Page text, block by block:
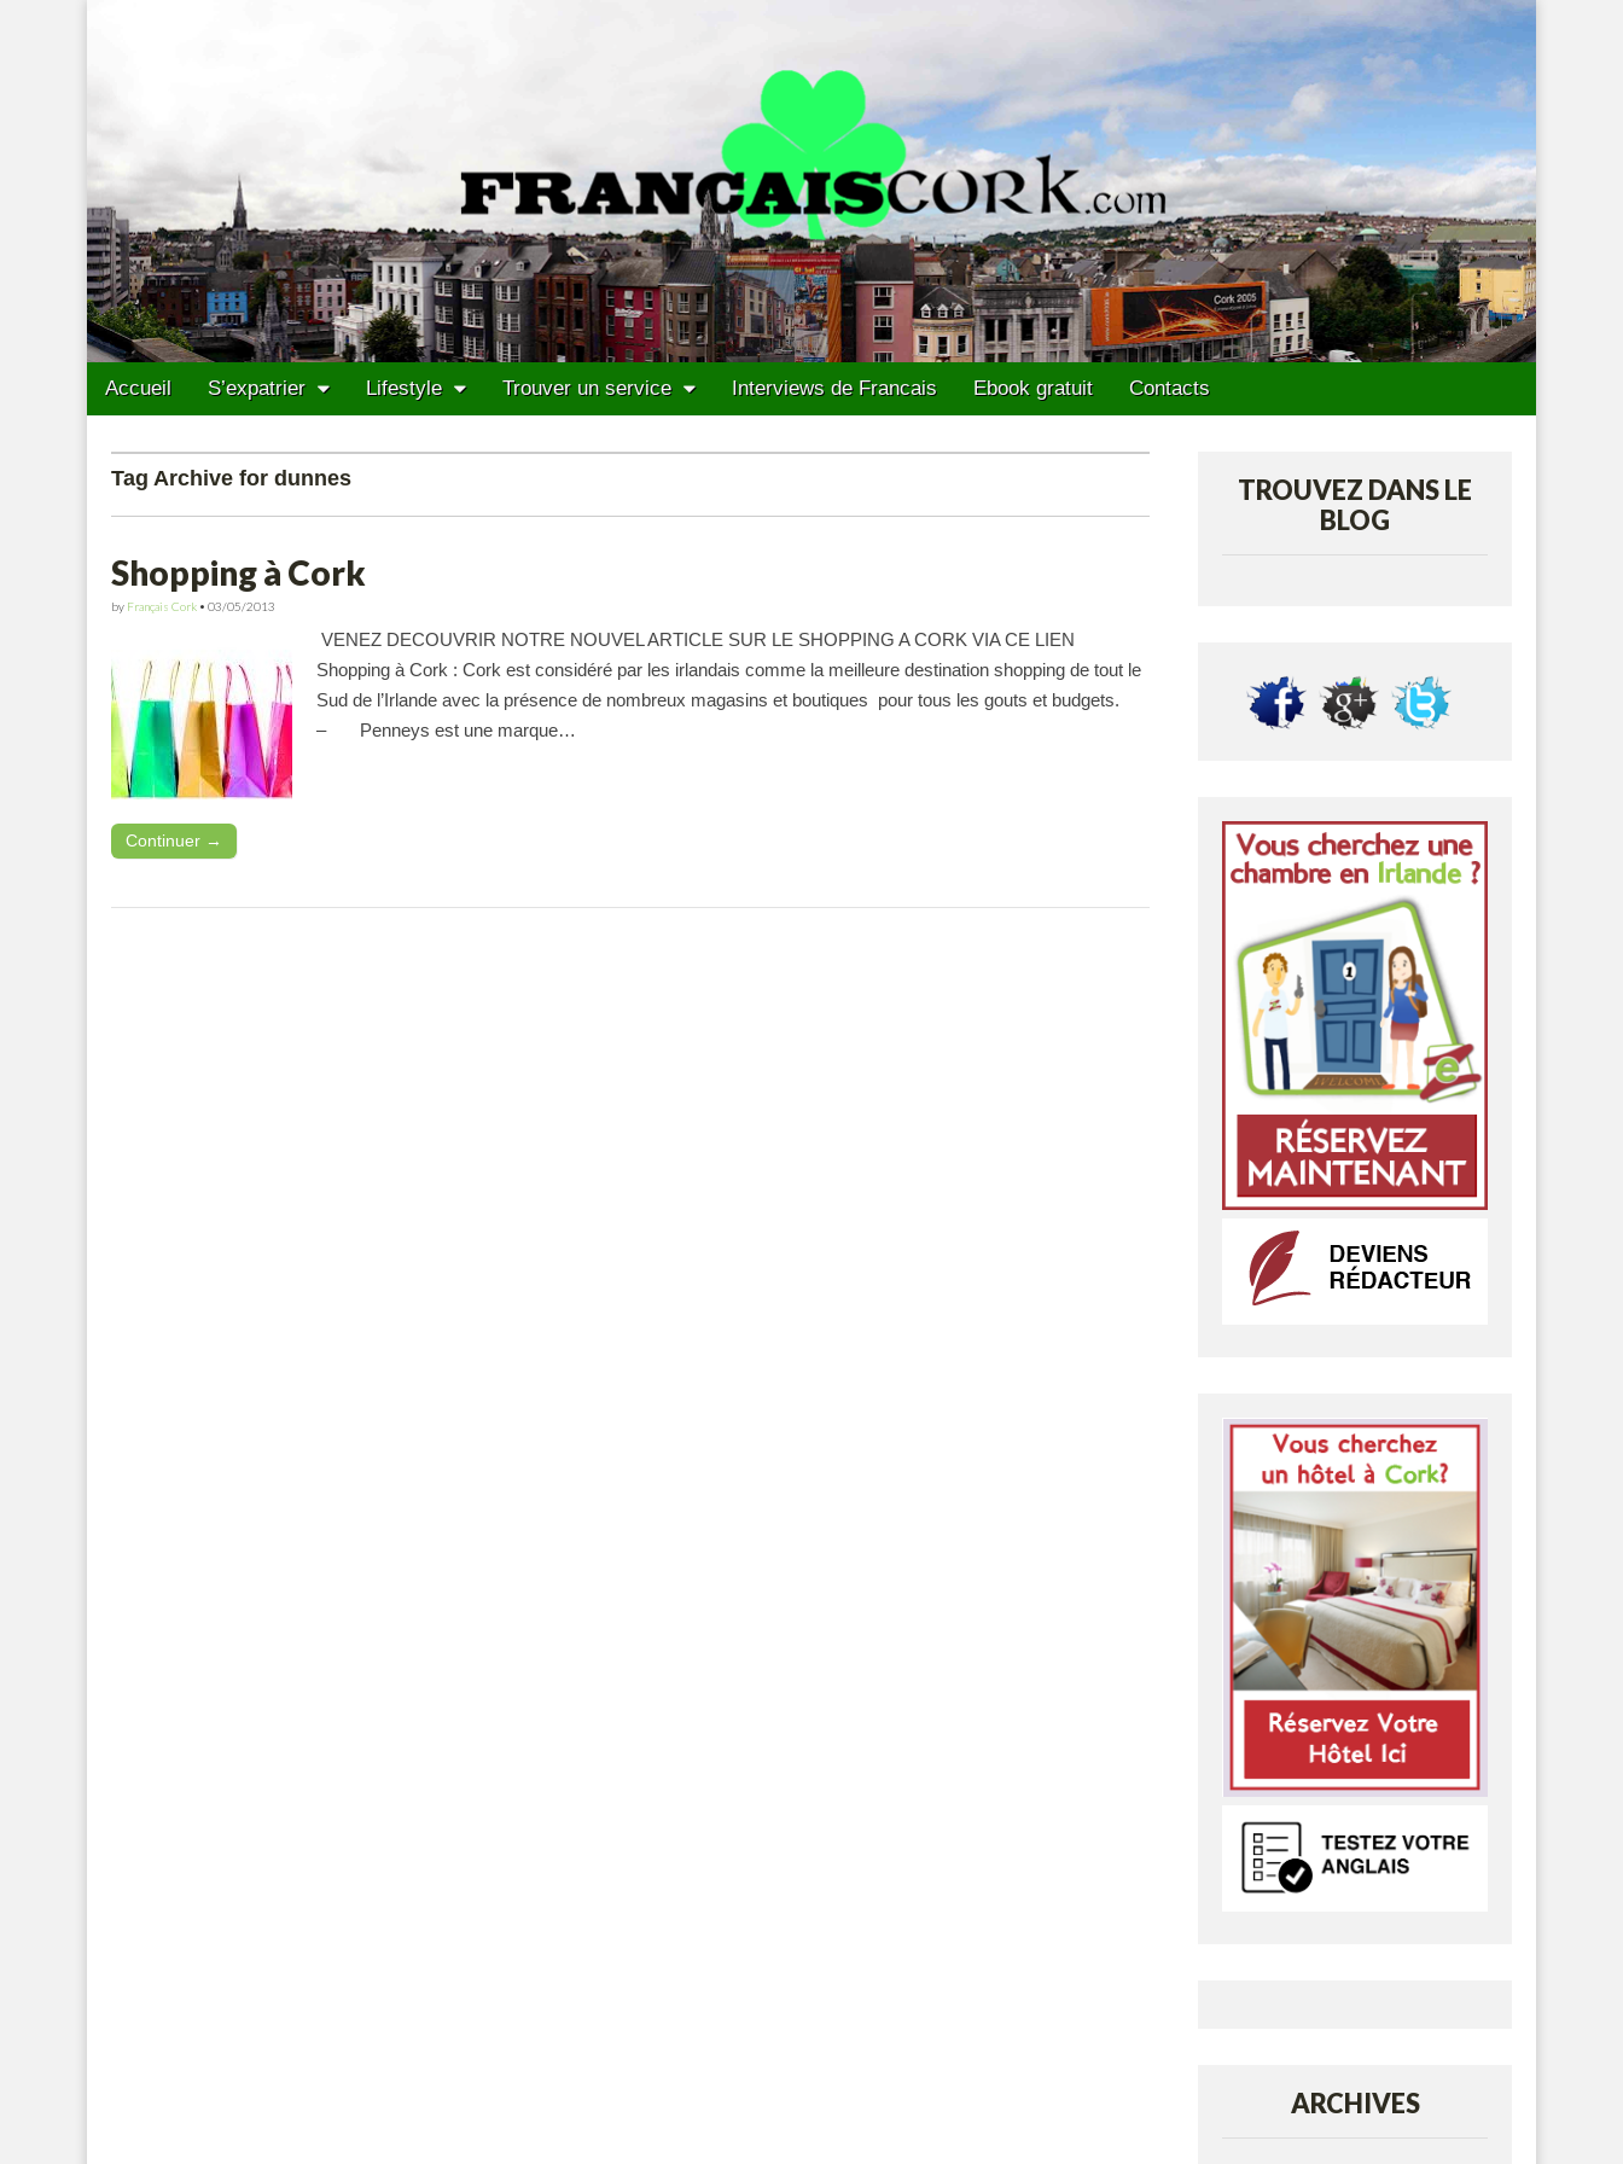
Main menu
Skip to content
Accueil S’expatrier Lifestyle Trouver un service Interviews de Francais Ebook gratuit Contacts
Tag Archive for dunnes
Shopping à Cork
by Français Cork • 03/05/2013
VENEZ DECOUVRIR NOTRE NOUVEL ARTICLE SUR LE SHOPPING A CORK VIA CE LIEN
Shopping à Cork : Cork est considéré par les irlandais comme la meilleure destination shopping de tout le
Sud de l’Irlande avec la présence de nombreux magasins et boutiques pour tous les gouts et budgets.
– Penneys est une marque…
Continuer →
TROUVEZ DANS LE
BLOG
ARCHIVES